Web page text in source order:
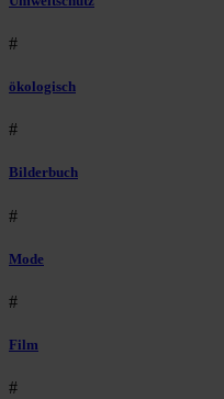
#
ökologisch
#
Bilderbuch
#
Mode
#
Film
#